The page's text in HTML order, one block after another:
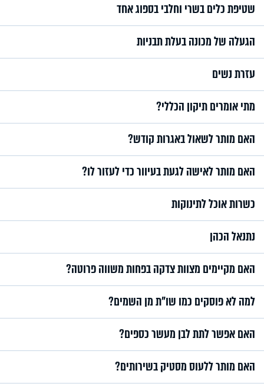
שטיפת כלים בשרי וחלבי בספוג אחד
הגעלה של מכונה בעלת תבניות
עזרת נשים
מתי אומרים תיקון הכללי?
האם מותר לשאול באגרות קודש?
האם מותר לאישה לגעת בעיוור כדי לעזור לו?
כשרות אוכל לתינוקות
נתנאל הכהן
האם מקיימים מצוות צדקה בפחות משווה פרוטה?
למה לא פוסקים כמו שו"ת מן השמים?
האם אפשר לתת לבן מעשר כספים?
האם מותר ללעוס מסטיק בשירותים?